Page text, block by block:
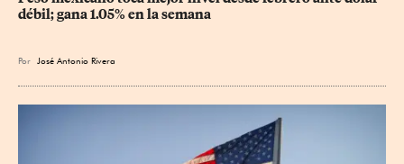
débil; gana 1.05% en la semana
Por José Antonio Rivera